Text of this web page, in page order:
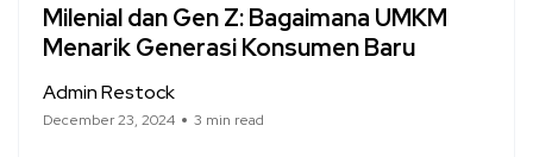
Milenial dan Gen Z: Bagaimana UMKM
Menarik Generasi Konsumen Baru
Admin Restock
December 23, 2024 3 min read